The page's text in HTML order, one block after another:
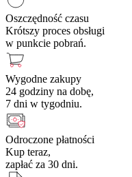
Oszczędność czasu
Krótszy proces obsługi
w punkcie pobrań.
Wygodne zakupy
24 godziny na dobę,
7 dni w tygodniu.
Odroczone płatności
Kup teraz,
zapłać za 30 dni.